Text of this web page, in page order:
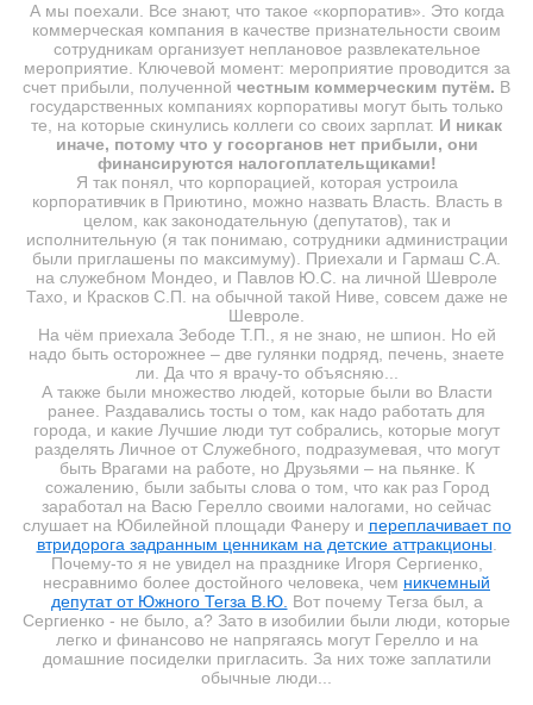
А мы поехали. Все знают, что такое «корпоратив». Это когда
коммерческая компания в качестве признательности своим
сотрудникам организует неплановое развлекательное
мероприятие. Ключевой момент: мероприятие проводится за
счет прибыли, полученной честным коммерческим путём. В
государственных компаниях корпоративы могут быть только
те, на которые скинулись коллеги со своих зарплат. И никак
иначе, потому что у госорганов нет прибыли, они
финансируются налогоплательщиками!
Я так понял, что корпорацией, которая устроила
корпоративчик в Приютино, можно назвать Власть. Власть в
целом, как законодательную (депутатов), так и
исполнительную (я так понимаю, сотрудники администрации
были приглашены по максимуму). Приехали и Гармаш С.А.
на служебном Мондео, и Павлов Ю.С. на личной Шевроле
Тахо, и Красков С.П. на обычной такой Ниве, совсем даже не
Шевроле.
На чём приехала Зебоде Т.П., я не знаю, не шпион. Но ей
надо быть осторожнее – две гулянки подряд, печень, знаете
ли. Да что я врачу-то объясняю...
А также были множество людей, которые были во Власти
ранее. Раздавались тосты о том, как надо работать для
города, и какие Лучшие люди тут собрались, которые могут
разделять Личное от Служебного, подразумевая, что могут
быть Врагами на работе, но Друзьями – на пьянке. К
сожалению, были забыты слова о том, что как раз Город
заработал на Васю Герелло своими налогами, но сейчас
слушает на Юбилейной площади Фанеру и переплачивает по
втридорога задранным ценникам на детские аттракционы
Почему-то я не увидел на празднике Игоря Сергиенко,
несравнимо более достойного человека, чем никчемный
депутат от Южного Тегза В.Ю. Вот почему Тегза был, а
Сергиенко - не было, а? Зато в изобилии были люди, которые
легко и финансово не напрягаясь могут Герелло и на
домашние посиделки пригласить. За них тоже заплатили
обычные люди...